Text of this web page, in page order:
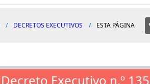
DECRETOS EXECUTIVOS ESTA PÁGINA
Decreto Executivo n.º